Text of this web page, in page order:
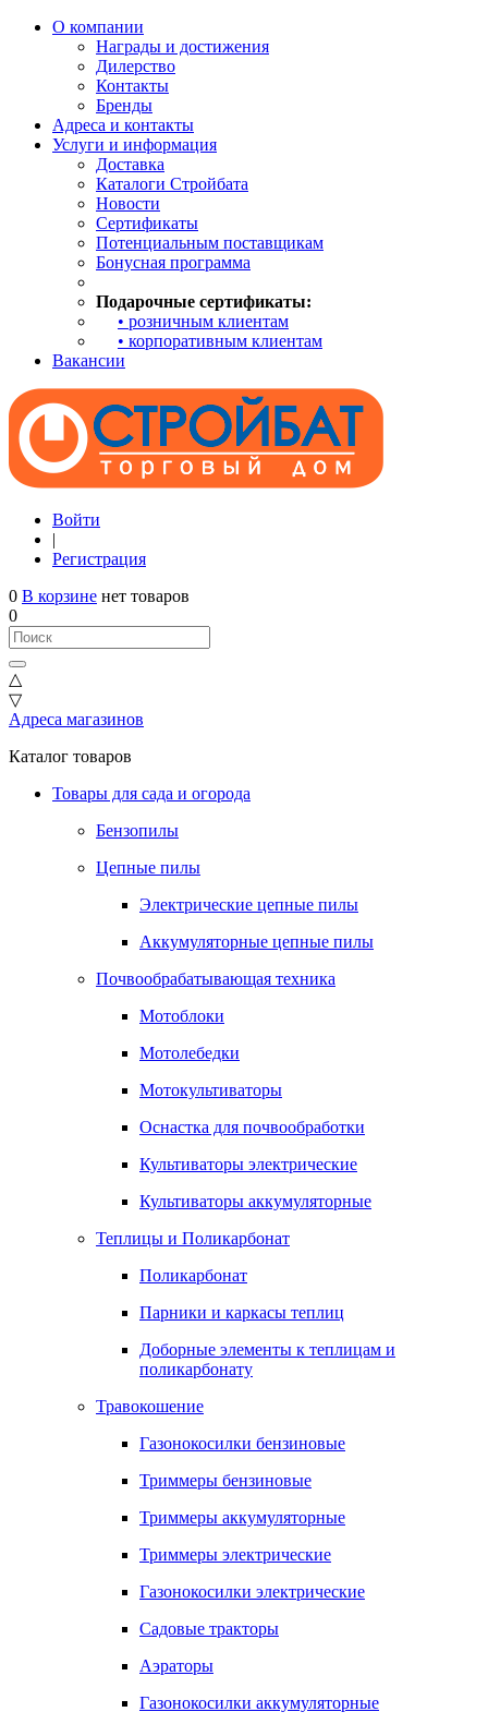
О компании
Награды и достижения
Дилерство
Контакты
Бренды
Адреса и контакты
Услуги и информация
Доставка
Каталоги Стройбата
Новости
Сертификаты
Потенциальным поставщикам
Бонусная программа
Подарочные сертификаты:
• розничным клиентам
• корпоративным клиентам
Вакансии
Войти
|
Регистрация
0 В корзине нет товаров
0
△
▽
Адреса магазинов
Каталог товаров
Товары для сада и огорода
Бензопилы
Цепные пилы
Электрические цепные пилы
Аккумуляторные цепные пилы
Почвообрабатывающая техника
Мотоблоки
Мотолебедки
Мотокультиваторы
Оснастка для почвообработки
Культиваторы электрические
Культиваторы аккумуляторные
Теплицы и Поликарбонат
Поликарбонат
Парники и каркасы теплиц
Доборные элементы к теплицам и
поликарбонату
Травокошение
Газонокосилки бензиновые
Триммеры бензиновые
Триммеры аккумуляторные
Триммеры электрические
Газонокосилки электрические
Садовые тракторы
Аэраторы
Газонокосилки аккумуляторные